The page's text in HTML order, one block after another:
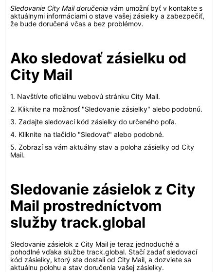
Sledovanie City Mail doručenia vám umožní byť v kontakte s
aktuálnymi informáciami o stave vašej zásielky a zabezpečiť,
že bude doručená včas a bez problémov.
Ako sledovať zásielku od
City Mail
1. Navštívte oficiálnu webovú stránku City Mail.
2. Kliknite na možnosť "Sledovanie zásielky" alebo podobnú.
3. Zadajte sledovací kód zásielky do určeného poľa.
4. Kliknite na tlačidlo "Sledovať" alebo podobné.
5. Zobrazí sa vám aktuálny stav a poloha zásielky od City
Mail.
Sledovanie zásielok z City
Mail prostredníctvom
služby track.global
Sledovanie zásielok z City Mail je teraz jednoduché a
pohodlné vďaka službe track.global. Stačí zadať sledovací
kód zásielky, ktorý ste dostali od City Mail, a dozviete sa
aktuálnu polohu a stav doručenia vašej zásielky.